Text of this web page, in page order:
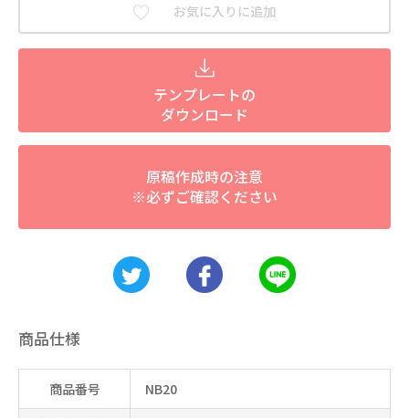
お気に入りに追加
テンプレートの
ダウンロード
原稿作成時の注意
※必ずご確認ください
商品仕様
商品番号 NB20